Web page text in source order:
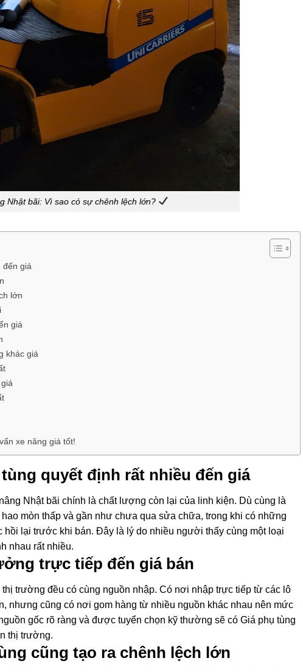
Nhật bãi: Vì sao có sự chênh lệch lớn?
đến giá
lớn
giá
khác giá
xe nâng giá tốt!
quyết định rất nhiều đến giá
Nhật bãi chính là chất lượng còn lại của linh kiện. Dù cùng là
mòn thấp và gần như chưa qua sửa chữa, trong khi có những
lại trước khi bán. Đây là lý do nhiều người thấy cùng một loại
nhau rất nhiều.
trực tiếp đến giá bán
trường đều có cùng nguồn nhập. Có nơi nhập trực tiếp từ các lô
nhưng cũng có nơi gom hàng từ nhiều nguồn khác nhau nên mức
gốc rõ ràng và được tuyển chọn kỹ thường sẽ có Giá phụ tùng
thị trường.
cũng tạo ra chênh lệch lớn